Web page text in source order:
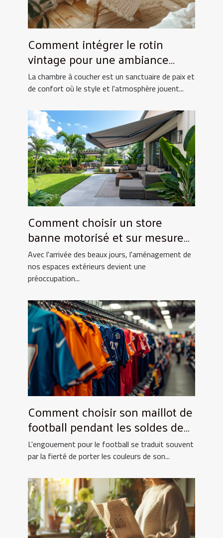
Comment intégrer le rotin
vintage pour une ambiance
chaleureuse en chambre
La chambre à coucher est un sanctuaire de paix et
de confort où le style et l'atmosphère jouent...
Comment choisir un store
banne motorisé et sur mesure
pour votre maison
Avec l'arrivée des beaux jours, l'aménagement de
nos espaces extérieurs devient une
préoccupation...
Comment choisir son maillot de
football pendant les soldes de
grande envergure
L'engouement pour le football se traduit souvent
par la fierté de porter les couleurs de son...